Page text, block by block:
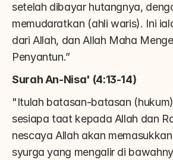
setelah dibayar hutangnya,
memudaratkan (ahli waris). Ini
dari Allah, dan Allah Maha
Penyantun.”
Surah An-Nisa' (4:13-14)
"Itulah batasan-batasan
sesiapa taat kepada Allah dan
nescaya Allah akan
syurga yang mengalir di